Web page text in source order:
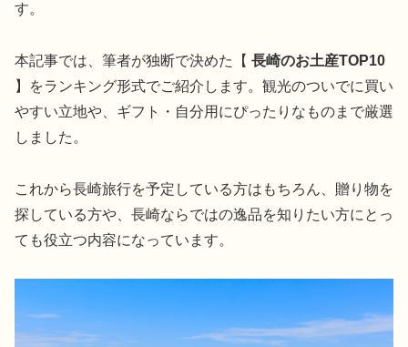
す。
本記事では、筆者が独断で決めた【 長崎のお土産TOP10
】をランキング形式でご紹介します。観光のついでに買い
やすい立地や、ギフト・自分用にぴったりなものまで厳選
しました。
これから長崎旅行を予定している方はもちろん、贈り物を
探している方や、長崎ならではの逸品を知りたい方にとっ
ても役立つ内容になっています。